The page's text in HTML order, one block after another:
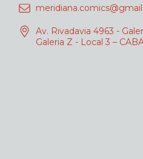
Av. Rivadavia 4963 -
Galeria Z - Local 3 –